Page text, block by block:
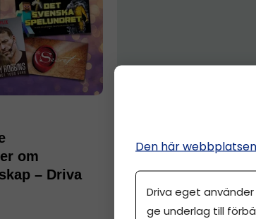
om
– Driva
Den här
Driva eget
ge underlag till